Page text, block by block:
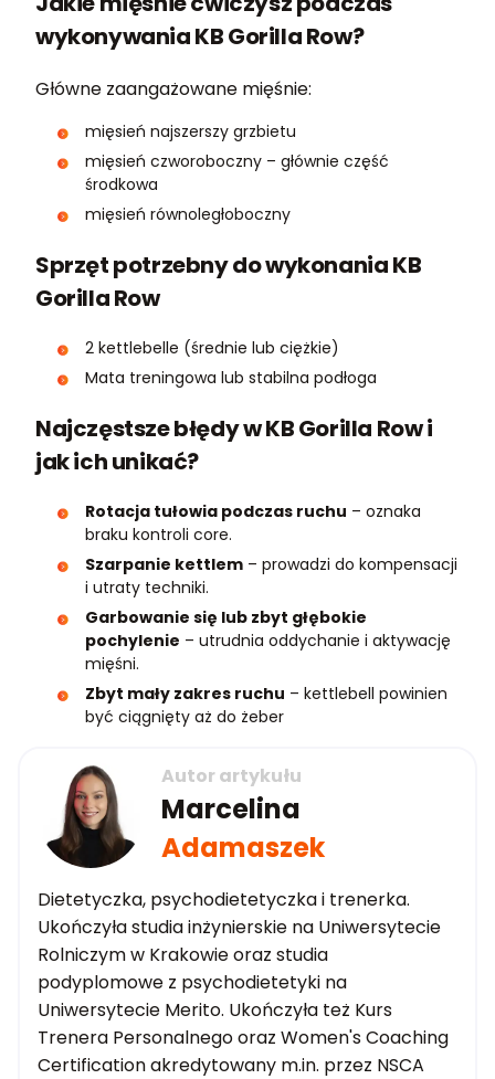
wykonywania KB Gorilla Row?
Główne zaangażowane mięśnie:
mięsień najszerszy grzbietu
mięsień czworoboczny – głównie część
środkowa
mięsień równoległoboczny
Sprzęt potrzebny do wykonania KB
Gorilla Row
2 kettlebelle (średnie lub ciężkie)
Mata treningowa lub stabilna podłoga
Najczęstsze błędy w KB Gorilla Row i
jak ich unikać?
Rotacja tułowia podczas ruchu – oznaka
braku kontroli core.
Szarpanie kettlem – prowadzi do kompensacji
i utraty techniki.
Garbowanie się lub zbyt głębokie
pochylenie – utrudnia oddychanie i aktywację
mięśni.
Zbyt mały zakres ruchu – kettlebell powinien
być ciągnięty aż do żeber
Autor artykułu
Marcelina
Adamaszek
Dietetyczka, psychodietetyczka i trenerka.
Ukończyła studia inżynierskie na Uniwersytecie
Rolniczym w Krakowie oraz studia
podyplomowe z psychodietetyki na
Uniwersytecie Merito. Ukończyła też Kurs
Trenera Personalnego oraz Women's Coaching
Certification akredytowany m.in. przez NSCA